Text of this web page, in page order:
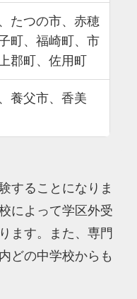
たつの市、赤穂
町、福崎町、市
郡町、佐用町
養父市、香美
することになりま
によって学区外受
ます。また、専門
どの中学校からも